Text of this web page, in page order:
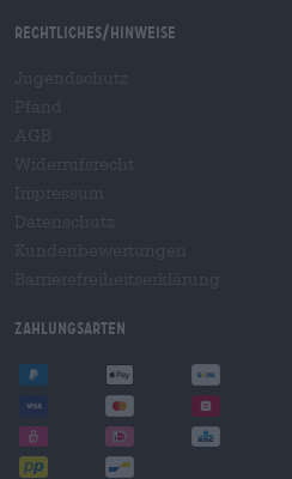
Rechtliches/Hinweise
Zahlungsarten